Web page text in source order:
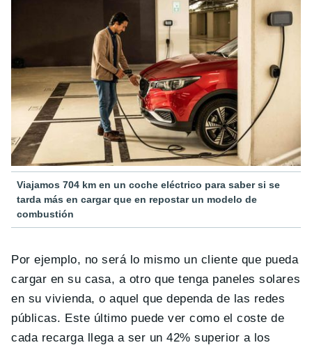
Viajamos 704 km en un coche eléctrico para saber si se
tarda más en cargar que en repostar un modelo de
combustión
Por ejemplo, no será lo mismo un cliente que pueda
cargar en su casa, a otro que tenga paneles solares
en su vivienda, o aquel que dependa de las redes
públicas. Este último puede ver como el coste de
cada recarga llega a ser un 42% superior a los